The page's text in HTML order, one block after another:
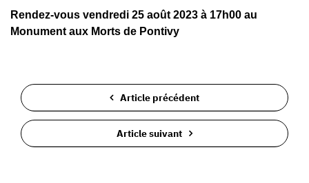
Rendez-vous vendredi 25 août 2023 à 17h00 au
Monument aux Morts de Pontivy
Article précédent
Article suivant